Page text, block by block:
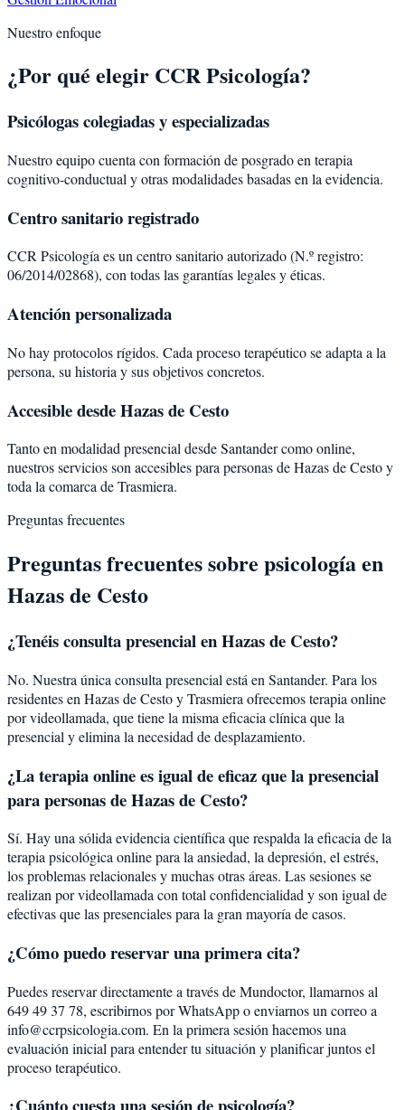
Nuestro enfoque
¿Por qué elegir CCR Psicología?
Psicólogas colegiadas y especializadas
Nuestro equipo cuenta con formación de posgrado en terapia
cognitivo-conductual y otras modalidades basadas en la evidencia.
Centro sanitario registrado
CCR Psicología es un centro sanitario autorizado (N.º registro:
06/2014/02868), con todas las garantías legales y éticas.
Atención personalizada
No hay protocolos rígidos. Cada proceso terapéutico se adapta a la
persona, su historia y sus objetivos concretos.
Accesible desde Hazas de Cesto
Tanto en modalidad presencial desde Santander como online,
nuestros servicios son accesibles para personas de Hazas de Cesto y
toda la comarca de Trasmiera.
Preguntas frecuentes
Preguntas frecuentes sobre psicología en
Hazas de Cesto
¿Tenéis consulta presencial en Hazas de Cesto?
No. Nuestra única consulta presencial está en Santander. Para los
residentes en Hazas de Cesto y Trasmiera ofrecemos terapia online
por videollamada, que tiene la misma eficacia clínica que la
presencial y elimina la necesidad de desplazamiento.
¿La terapia online es igual de eficaz que la presencial
para personas de Hazas de Cesto?
Sí. Hay una sólida evidencia científica que respalda la eficacia de la
terapia psicológica online para la ansiedad, la depresión, el estrés,
los problemas relacionales y muchas otras áreas. Las sesiones se
realizan por videollamada con total confidencialidad y son igual de
efectivas que las presenciales para la gran mayoría de casos.
¿Cómo puedo reservar una primera cita?
Puedes reservar directamente a través de Mundoctor, llamarnos al
649 49 37 78, escribirnos por WhatsApp o enviarnos un correo a
info@ccrpsicologia.com. En la primera sesión hacemos una
evaluación inicial para entender tu situación y planificar juntos el
proceso terapéutico.